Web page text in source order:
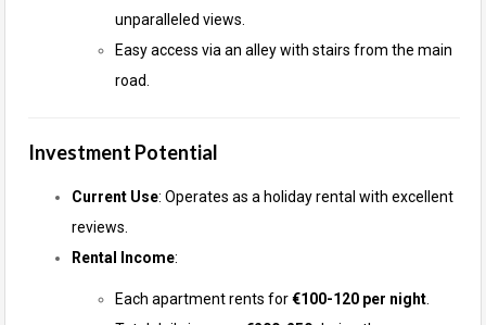
unparalleled views.
Easy access via an alley with stairs from the main
road.
Investment Potential
Current Use: Operates as a holiday rental with excellent
reviews.
Rental Income:
Each apartment rents for€100-120 per night.